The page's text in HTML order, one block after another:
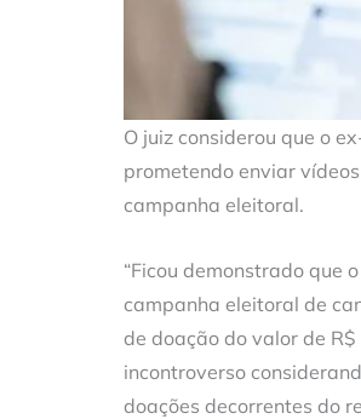
O juiz considerou que o
prometendo enviar
campanha eleitoral.
“Ficou demonstrado que
campanha eleitoral de
de doação do valor de
incontroverso
doações decorrentes do